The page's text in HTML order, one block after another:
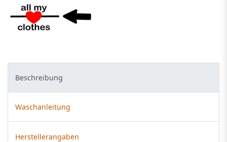
Beschreibung
Waschanleitung
Herstellerangaben